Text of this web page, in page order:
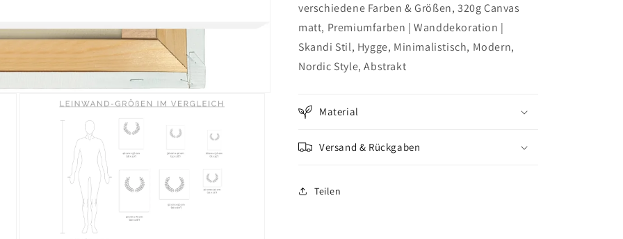
verschiedene Farben & Größen, 320g Canvas
matt, Premiumfarben | Wanddekoration |
Skandi Stil, Hygge, Minimalistisch, Modern,
Nordic Style, Abstrakt
Material
Versand & Rückgaben
Teilen